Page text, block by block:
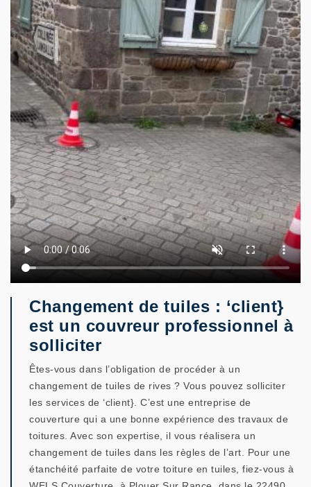
Changement de tuiles : ‘client}
est un couvreur professionnel à
solliciter
Êtes-vous dans l’obligation de procéder à un
changement de tuiles de rives ? Vous pouvez solliciter
les services de ‘client}. C’est une entreprise de
couverture qui a une bonne expérience des travaux de
toitures. Avec son expertise, il vous réalisera un
changement de tuiles dans les règles de l’art. Pour une
étanchéité parfaite de votre toiture en tuiles, fiez-vous à